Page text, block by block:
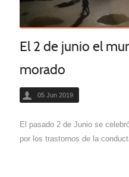
El 2 de junio el
morado
05 Jun 2019
El pasado 2 de Junio se
por los trastornos de la